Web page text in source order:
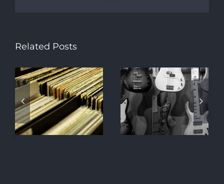
Related Posts
While my
guitar gently
weeps
Taking it
back to the
old school